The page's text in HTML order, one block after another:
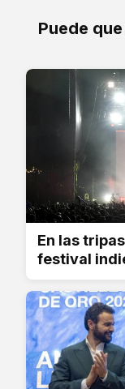
Puede
En las
festival